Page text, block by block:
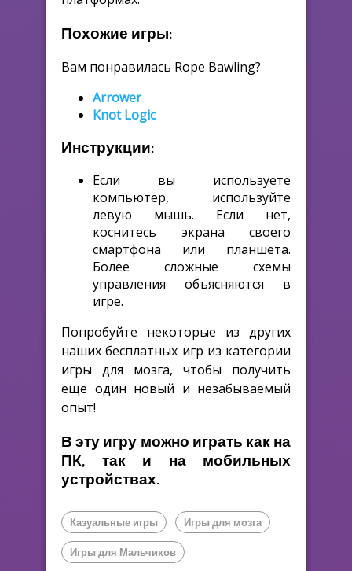
Похожие игры:
Вам понравилась Rope Bawling?
Arrower
Knot Logic
Инструкции:
Если вы используете
компьютер, используйте
левую мышь. Если нет,
коснитесь экрана своего
смартфона или планшета.
Более сложные схемы
управления объясняются в
игре.
Попробуйте некоторые из других
наших бесплатных игр из категории
игры для мозга, чтобы получить
еще один новый и незабываемый
опыт!
В эту игру можно играть как на
ПК, так и на мобильных
устройствах.
Казуальные игры Игры для мозга
Игры для Мальчиков